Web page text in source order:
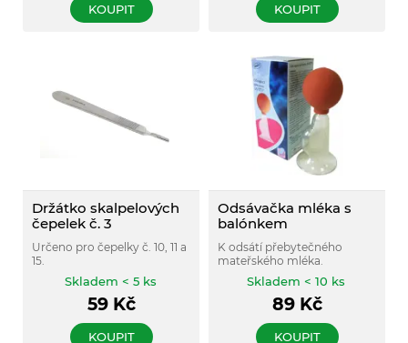
KOUPIT KOUPIT
Držátko skalpelových
čepelek č. 3
Určeno pro čepelky č. 10, 11 a
15.
Skladem < 5 ks
59Kč
KOUPIT
Odsávačka mléka s
balónkem
K odsátí přebytečného
mateřského mléka.
Skladem < 10 ks
89Kč
KOUPIT